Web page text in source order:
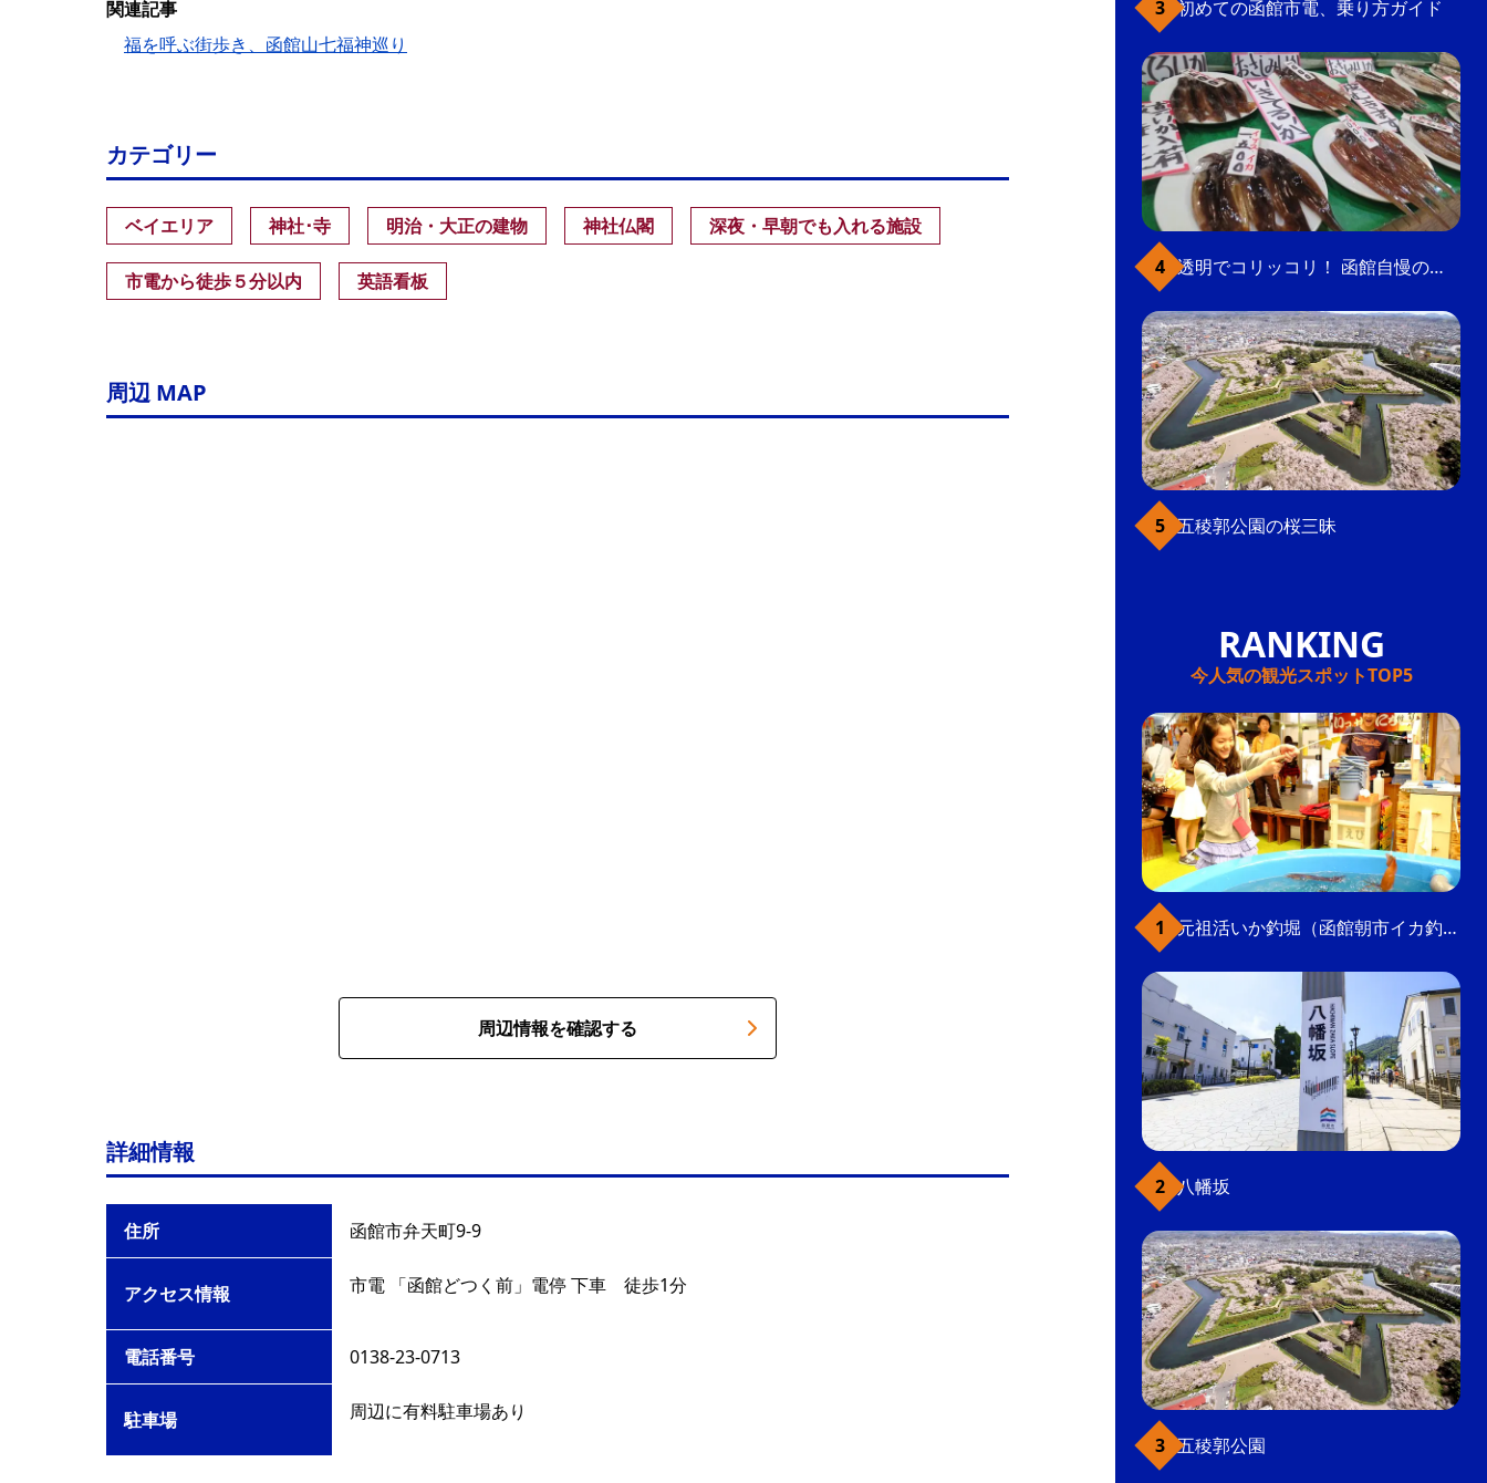
関連記事
福を呼ぶ街歩き、函館山七福神巡り
カテゴリー
ベイエリア 神社･寺 明治・大正の建物 神社仏閣 深夜・早朝でも入れる施設
市電から徒歩５分以内 英語看板
周辺 MAP
周辺情報を確認する
詳細情報
住所 函館市弁天町9-9
アクセス情報 市電 「函館どつく前」電停 下車 徒歩1分
電話番号 0138-23-0713
駐車場 周辺に有料駐車場あり
初めての函館市電、乗り方ガイド
透明でコリッコリ！ 函館自慢のいかをどうぞ
五稜郭公園の桜三昧
今人気の観光スポットTOP5
元祖活いか釣堀（函館朝市イカ釣り体験）
八幡坂
五稜郭公園